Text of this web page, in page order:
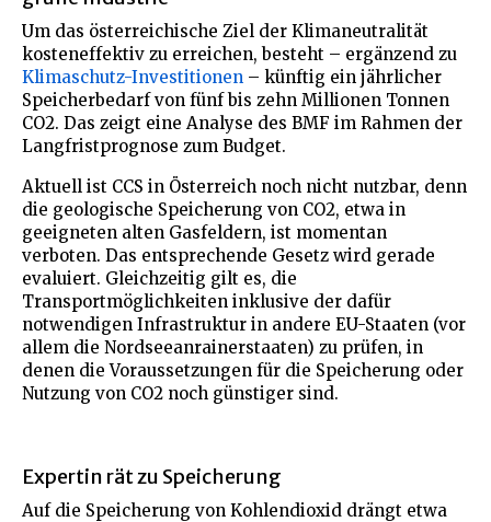
Um das österreichische Ziel der Klimaneutralität
kosteneffektiv zu erreichen, besteht – ergänzend zu
Klimaschutz-Investitionen – künftig ein jährlicher
Speicherbedarf von fünf bis zehn Millionen Tonnen
CO2. Das zeigt eine Analyse des BMF im Rahmen der
Langfristprognose zum Budget.
Aktuell ist CCS in Österreich noch nicht nutzbar, denn
die geologische Speicherung von CO2, etwa in
geeigneten alten Gasfeldern, ist momentan
verboten. Das entsprechende Gesetz wird gerade
evaluiert. Gleichzeitig gilt es, die
Transportmöglichkeiten inklusive der dafür
notwendigen Infrastruktur in andere EU-Staaten (vor
allem die Nordseeanrainerstaaten) zu prüfen, in
denen die Voraussetzungen für die Speicherung oder
Nutzung von CO2 noch günstiger sind.
Expertin rät zu Speicherung
Auf die Speicherung von Kohlendioxid drängt etwa